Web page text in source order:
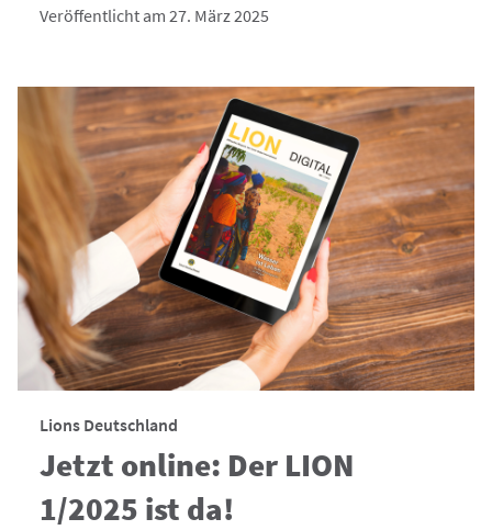
Veröffentlicht am 27. März 2025
Lions Deutschland
Jetzt online: Der LION
1/2025 ist da!